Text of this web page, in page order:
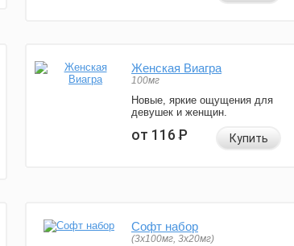
Женская Виагра
100мг
Новые, яркие ощущения для
девушек и женщин.
от 116Р Купить
Софт набор
(3x100мг, 3x20мг)